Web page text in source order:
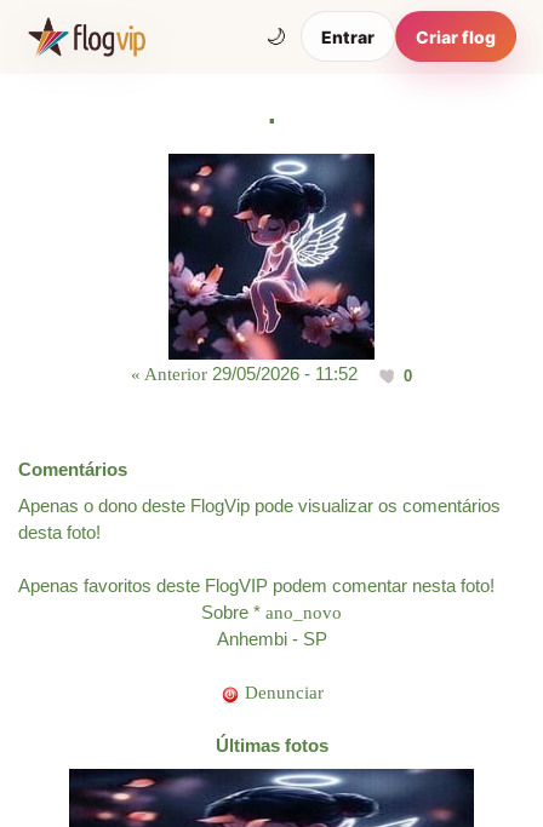
🌙 Entrar Criar flog
.
« Anterior 29/05/2026 - 11:52 0
Comentários
Apenas o dono deste FlogVip pode visualizar os comentários
desta foto!
Apenas favoritos deste FlogVIP podem comentar nesta foto!
Sobre * ano_novo
Anhembi - SP
Denunciar
Últimas fotos